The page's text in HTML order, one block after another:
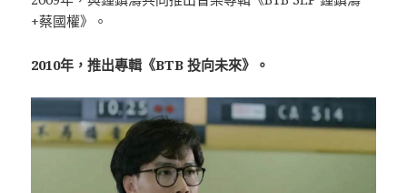
+蔡國權》。
2010年，推出專輯《BTB 投向未來》。